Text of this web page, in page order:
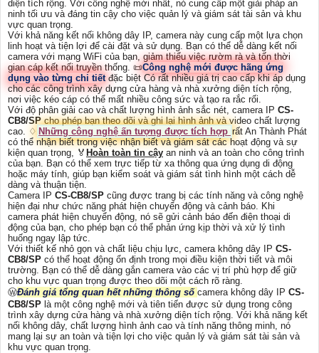
diện tích rộng. Với công nghệ mới nhất, nó cung cấp một giải pháp an
ninh tối ưu và đáng tin cậy cho việc quản lý và giám sát tài sản và khu
vực quan trọng.
Với khả năng kết nối không dây IP, camera này cung cấp một lựa chọn
linh hoạt và tiện lợi để cài đặt và sử dụng. Bạn có thể dễ dàng kết nối
camera với mạng WiFi của bạn, giảm thiểu việc rườm rà và tốn thời
gian cáp kết nối truyền thống. 📜Công nghệ mới được hãng ứng
dụng vào từng chi tiếtđặc biệt Có rất nhiều giá trị cao cấp khi áp dụng
cho các công trình xây dựng cửa hàng và nhà xưởng diện tích rộng,
nơi việc kéo cáp có thể mất nhiều công sức và tạo ra rắc rối.
Với độ phân giải cao và chất lượng hình ảnh sắc nét, camera IP CS-
CB8/SPcho phép bạn theo dõi và ghi lại hình ảnh và video chất lượng
cao. ♢ Những công nghệ ấn tượng được tích hợp rất An Thành Phát
có thể nhận biết trong việc nhận biết và giám sát các hoạt động và sự
kiện quan trọng, ️🏅️ Hoàn toàn tin cậy an ninh và an toàn cho công trình
của bạn. Bạn có thể xem trực tiếp từ xa thông qua ứng dụng di động
hoặc máy tính, giúp bạn kiểm soát và giám sát tình hình một cách dễ
dàng và thuận tiện.
Camera IP CS-CB8/SP cũng được trang bị các tính năng và công nghệ
hiện đại như chức năng phát hiện chuyển động và cảnh báo. Khi
camera phát hiện chuyển động, nó sẽ gửi cảnh báo đến điện thoại di
động của bạn, cho phép bạn có thể phản ứng kịp thời và xử lý tình
huống ngay lập tức.
Với thiết kế nhỏ gọn và chất liệu chịu lực, camera không dây IP CS-
CB8/SP có thể hoạt động ổn định trong mọi điều kiện thời tiết và môi
trường. Bạn có thể dễ dàng gắn camera vào các vị trí phù hợp để giữ
cho khu vực quan trọng được theo dõi một cách rõ ràng.
ⓌĐánh giá tổng quan hết những thông số camera không dây IP CS-
CB8/SP là một công nghệ mới và tiên tiến được sử dụng trong công
trình xây dựng cửa hàng và nhà xưởng diện tích rộng. Với khả năng kết
nối không dây, chất lượng hình ảnh cao và tính năng thông minh, nó
mang lại sự an toàn và tiện lợi cho việc quản lý và giám sát tài sản và
khu vực quan trọng.